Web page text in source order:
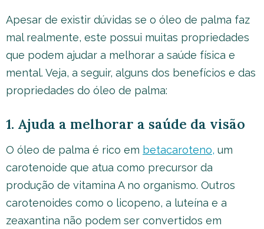
Apesar de existir dúvidas se o óleo de palma faz
mal realmente, este possui muitas propriedades
que podem ajudar a melhorar a saúde física e
mental. Veja, a seguir, alguns dos benefícios e das
propriedades do óleo de palma:
1. Ajuda a melhorar a saúde da visão
O óleo de palma é rico em betacaroteno, um
carotenoide que atua como precursor da
produção de vitamina A no organismo. Outros
carotenoides como o licopeno, a luteína e a
zeaxantina não podem ser convertidos em